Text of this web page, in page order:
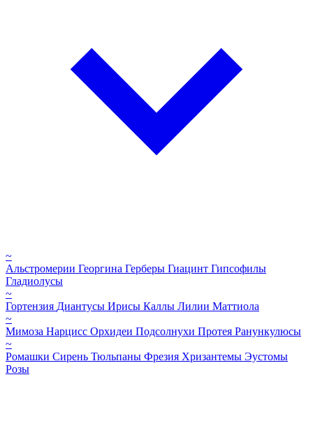
~
Альстромерии Георгина Герберы Гиацинт Гипсофилы
Гладиолусы
~
Гортензия Диантусы Ирисы Каллы Лилии Маттиола
~
Мимоза Нарцисс Орхидеи Подсолнухи Протея Ранункулюсы
~
Ромашки Сирень Тюльпаны Фрезия Хризантемы Эустомы
Розы